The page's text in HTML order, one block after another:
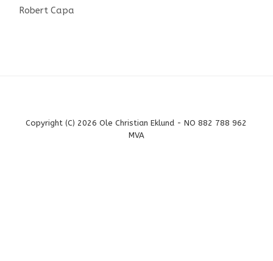
Robert Capa
Copyright (C) 2026 Ole Christian Eklund - NO 882 788 962
MVA